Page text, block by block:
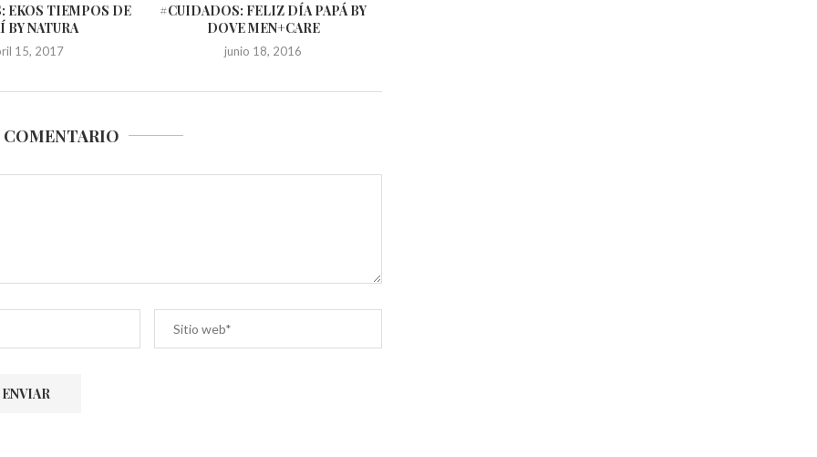
EKOS TIEMPOS DE
BY NATURA
15, 2017
#CUIDADOS: FELIZ DÍA PAPÁ BY
DOVE MEN+CARE
junio 18, 2016
COMENTARIO